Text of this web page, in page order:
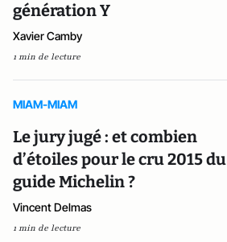
génération Y
Xavier Camby
1 min de lecture
MIAM-MIAM
Le jury jugé : et combien
d’étoiles pour le cru 2015 du
guide Michelin ?
Vincent Delmas
1 min de lecture